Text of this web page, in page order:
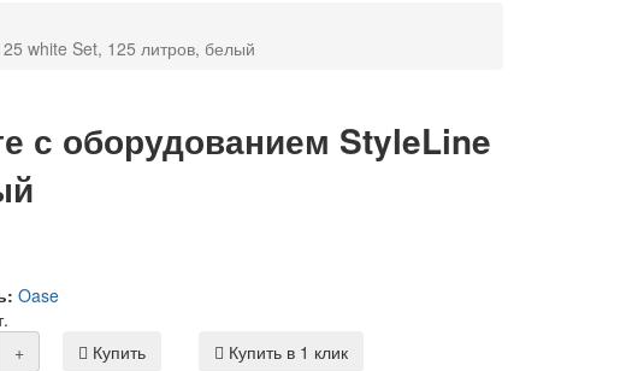
white Set, 125 литров, белый
с оборудованием StyleLine
Oase
+ Купить
Купить в 1 клик